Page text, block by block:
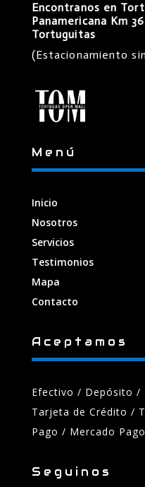
Encontranos en
Panamericana Km
Tortuguitas
(Estacionamiento
Menú
Inicio
Nosotros
Servicios
Testimonios
Mapa
Contacto
Aceptamos
Efectivo / Depósito /
Tarjeta de Crédito /
Pago / Mercado Pago
Seguinos